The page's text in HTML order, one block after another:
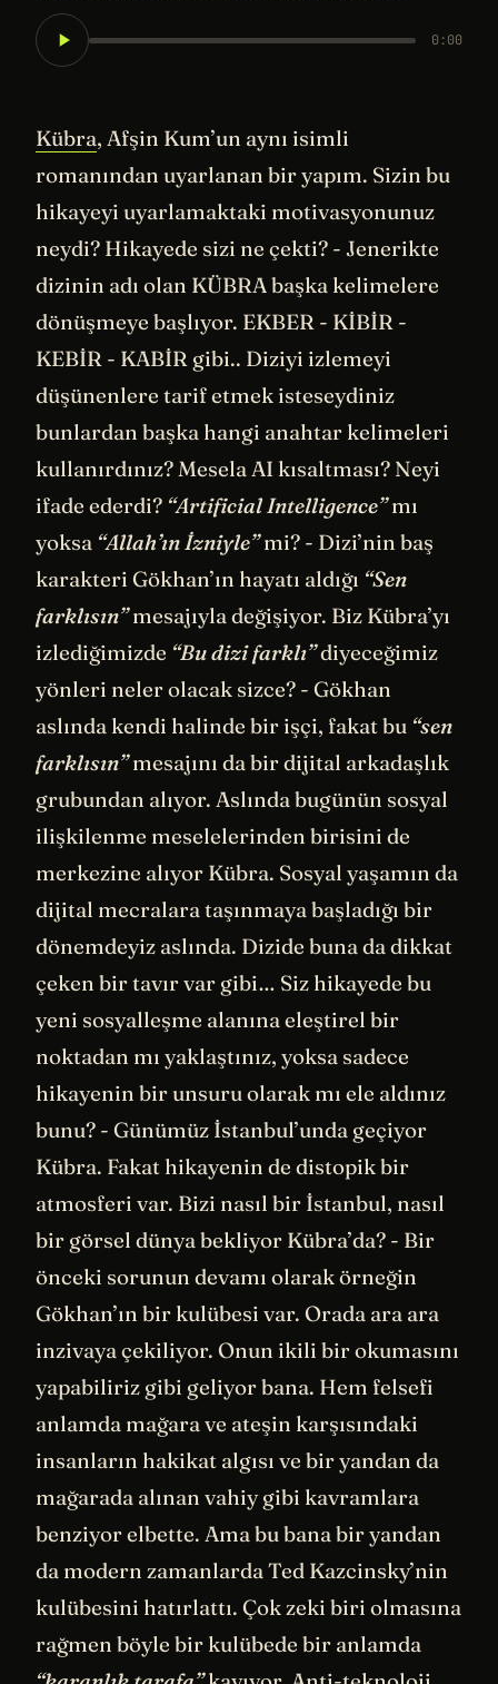
0:00
Kübra, Afşin Kum’un aynı isimli
romanından uyarlanan bir yapım. Sizin bu
hikayeyi uyarlamaktaki motivasyonunuz
neydi? Hikayede sizi ne çekti? - Jenerikte
dizinin adı olan KÜBRA başka kelimelere
dönüşmeye başlıyor. EKBER - KİBİR -
KEBİR - KABİR gibi.. Diziyi izlemeyi
düşünenlere tarif etmek isteseydiniz
bunlardan başka hangi anahtar kelimeleri
kullanırdınız? Mesela AI kısaltması? Neyi
ifade ederdi? “Artificial Intelligence”mı
yoksa “Allah’ın İzniyle”mi? - Dizi’nin baş
karakteri Gökhan’ın hayatı aldığı “Sen
farklısın”mesajıyla değişiyor. Biz Kübra’yı
izlediğimizde “Bu dizi farklı”diyeceğimiz
yönleri neler olacak sizce? - Gökhan
aslında kendi halinde bir işçi, fakat bu “sen
farklısın”mesajını da bir dijital arkadaşlık
grubundan alıyor. Aslında bugünün sosyal
ilişkilenme meselelerinden birisini de
merkezine alıyor Kübra. Sosyal yaşamın da
dijital mecralara taşınmaya başladığı bir
dönemdeyiz aslında. Dizide buna da dikkat
çeken bir tavır var gibi… Siz hikayede bu
yeni sosyalleşme alanına eleştirel bir
noktadan mı yaklaştınız, yoksa sadece
hikayenin bir unsuru olarak mı ele aldınız
bunu? - Günümüz İstanbul’unda geçiyor
Kübra. Fakat hikayenin de distopik bir
atmosferi var. Bizi nasıl bir İstanbul, nasıl
bir görsel dünya bekliyor Kübra’da? - Bir
önceki sorunun devamı olarak örneğin
Gökhan’ın bir kulübesi var. Orada ara ara
inzivaya çekiliyor. Onun ikili bir okumasını
yapabiliriz gibi geliyor bana. Hem felsefi
anlamda mağara ve ateşin karşısındaki
insanların hakikat algısı ve bir yandan da
mağarada alınan vahiy gibi kavramlara
benziyor elbette. Ama bu bana bir yandan
da modern zamanlarda Ted Kazcinsky’nin
kulübesini hatırlattı. Çok zeki biri olmasına
rağmen böyle bir kulübede bir anlamda